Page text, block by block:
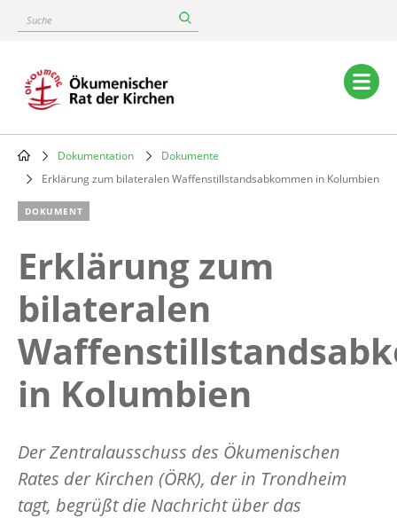
content
Suche
Main
navigation
Breadcrumb
Dokumentation
Dokumente
Erklärung zum bilateralen Waffenstillstandsabkommen in Kolumbien
DOKUMENT
Erklärung zum
bilateralen
in Kolumbien
Der Zentralausschuss des Ökumenischen
Rates der Kirchen (ÖRK), der in Trondheim
tagt, begrüßt die Nachricht über das